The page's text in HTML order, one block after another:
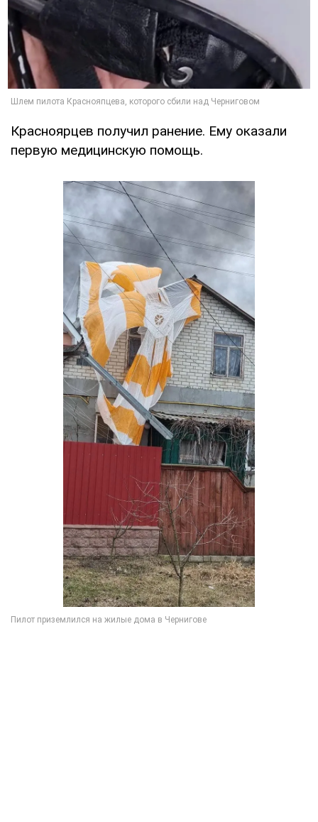
Красноярцев получил ранение. Ему оказали
первую медицинскую помощь.